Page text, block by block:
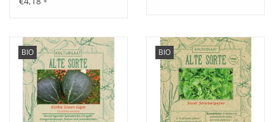
Aussaat:
April - Mai oder Juli - August direkt im Freiland. Etwas enger
aussäen und später vereinzeln.
BIO BIO